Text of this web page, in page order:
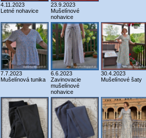
4.11.2023
Letné nohavice
23.9.2023
Mušelínové
nohavice
7.7.2023
Mušelínová tunika
6.6.2023
Zavinovacie
mušelínové
nohavice
30.4.2023
Mušelínové šaty